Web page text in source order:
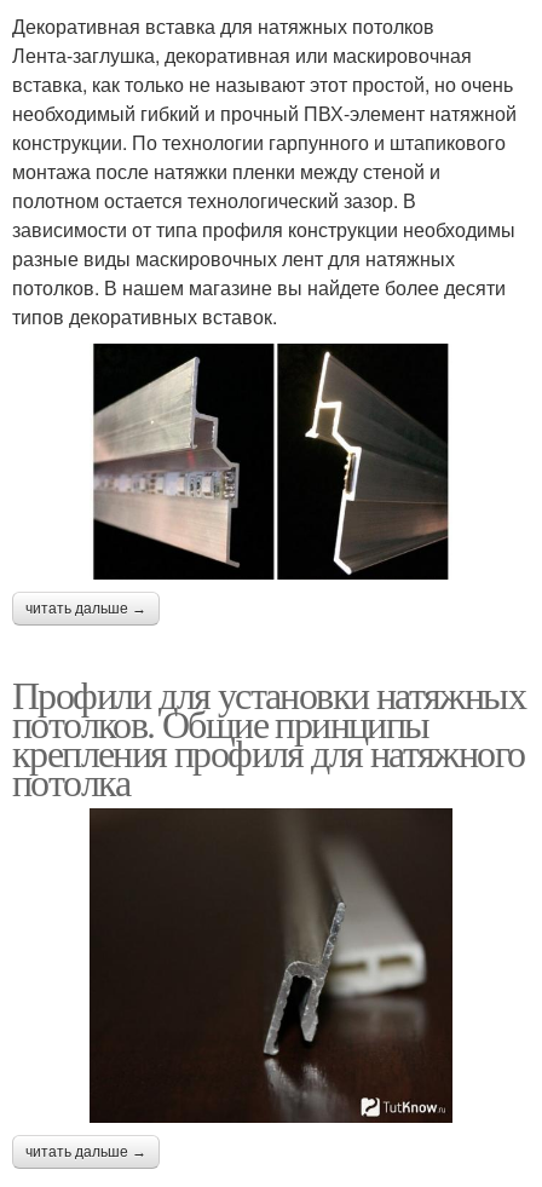
Декоративная вставка для натяжных потолков
Лента-заглушка, декоративная или маскировочная
вставка, как только не называют этот простой, но очень
необходимый гибкий и прочный ПВХ-элемент натяжной
конструкции. По технологии гарпунного и штапикового
монтажа после натяжки пленки между стеной и
полотном остается технологический зазор. В
зависимости от типа профиля конструкции необходимы
разные виды маскировочных лент для натяжных
потолков. В нашем магазине вы найдете более десяти
типов декоративных вставок.
читать дальше →
Профили для установки натяжных
потолков. Общие принципы
крепления профиля для натяжного
потолка
читать дальше →